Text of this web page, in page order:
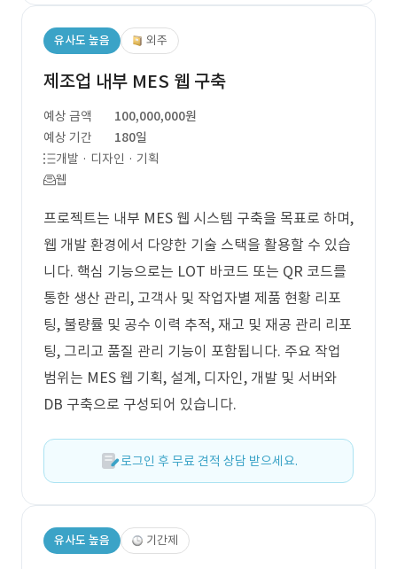
유사도 높음 외주
제조업 내부 MES 웹 구축
예상 금액
100,000,000원
예상 기간
180일
개발 · 디자인 · 기획
웹
프로젝트는 내부 MES 웹 시스템 구축을 목표로 하며,
웹 개발 환경에서 다양한 기술 스택을 활용할 수 있습
니다. 핵심 기능으로는 LOT 바코드 또는 QR 코드를
통한 생산 관리, 고객사 및 작업자별 제품 현황 리포
팅, 불량률 및 공수 이력 추적, 재고 및 재공 관리 리포
팅, 그리고 품질 관리 기능이 포함됩니다. 주요 작업
범위는 MES 웹 기획, 설계, 디자인, 개발 및 서버와
DB 구축으로 구성되어 있습니다.
로그인 후 무료 견적 상담 받으세요.
유사도 높음 기간제